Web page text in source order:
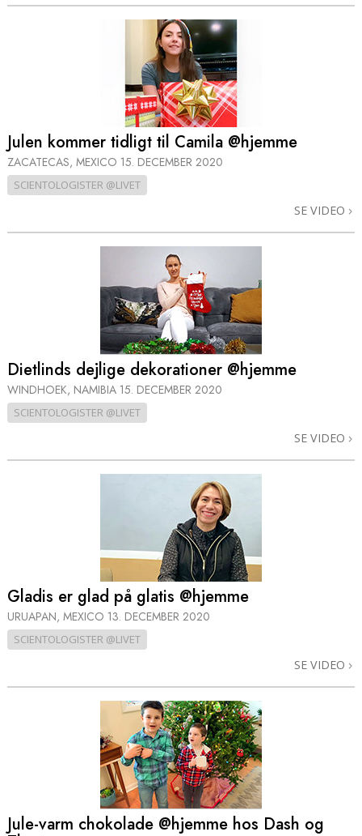
Julen kommer tidligt til Camila @hjemme
ZACATECAS, MEXICO 15. DECEMBER 2020
SCIENTOLOGISTER @LIVET
SE VIDEO
Dietlinds dejlige dekorationer @hjemme
WINDHOEK, NAMIBIA 15. DECEMBER 2020
SCIENTOLOGISTER @LIVET
SE VIDEO
Gladis er glad på glatis @hjemme
URUAPAN, MEXICO 13. DECEMBER 2020
SCIENTOLOGISTER @LIVET
SE VIDEO
Jule-varm chokolade @hjemme hos Dash og